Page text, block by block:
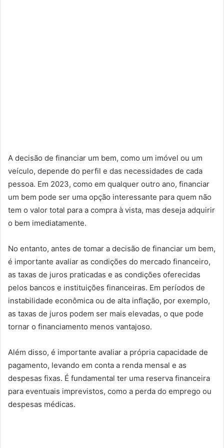
A decisão de financiar um bem, como um imóvel ou um
veículo, depende do perfil e das necessidades de cada
pessoa. Em 2023, como em qualquer outro ano, financiar
um bem pode ser uma opção interessante para quem não
tem o valor total para a compra à vista, mas deseja adquirir
o bem imediatamente.
No entanto, antes de tomar a decisão de financiar um bem,
é importante avaliar as condições do mercado financeiro,
as taxas de juros praticadas e as condições oferecidas
pelos bancos e instituições financeiras. Em períodos de
instabilidade econômica ou de alta inflação, por exemplo,
as taxas de juros podem ser mais elevadas, o que pode
tornar o financiamento menos vantajoso.
Além disso, é importante avaliar a própria capacidade de
pagamento, levando em conta a renda mensal e as
despesas fixas. É fundamental ter uma reserva financeira
para eventuais imprevistos, como a perda do emprego ou
despesas médicas.